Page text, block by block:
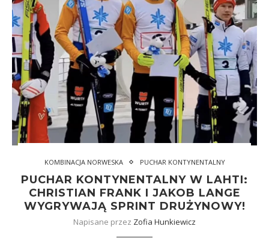
KOMBINACJA NORWESKA PUCHAR KONTYNENTALNY
PUCHAR KONTYNENTALNY W LAHTI:
CHRISTIAN FRANK I JAKOB LANGE
WYGRYWAJĄ SPRINT DRUŻYNOWY!
Napisane przez Zofia Hunkiewicz